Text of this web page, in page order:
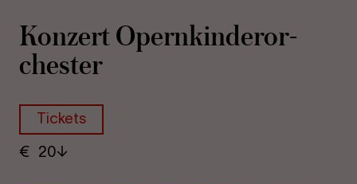
Konzert Opern­kinder­or­
chester
Tickets
€ ​ 20